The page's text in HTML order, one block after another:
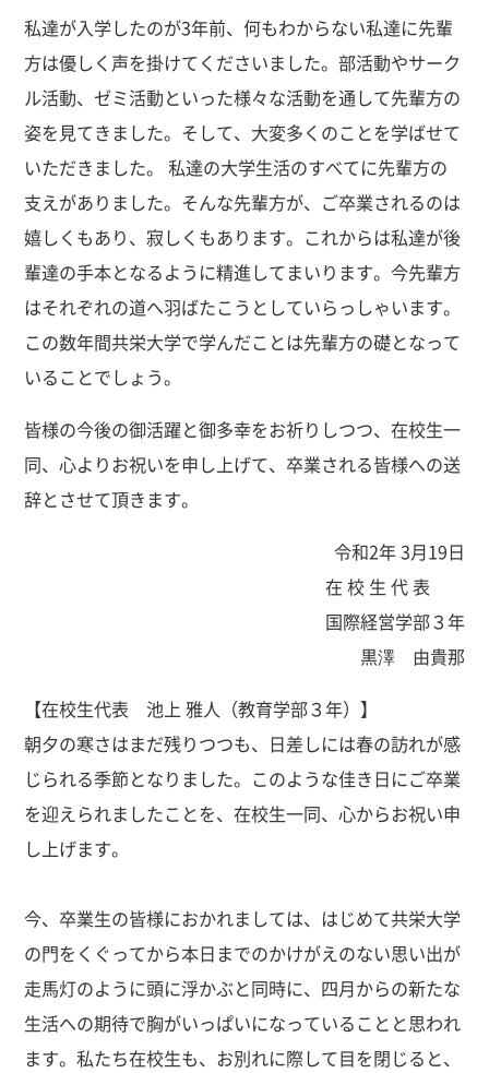
私達が入学したのが3年前、何もわからない私達に先輩
方は優しく声を掛けてくださいました。部活動やサーク
ル活動、ゼミ活動といった様々な活動を通して先輩方の
姿を見てきました。そして、大変多くのことを学ばせて
いただきました。 私達の大学生活のすべてに先輩方の
支えがありました。そんな先輩方が、ご卒業されるのは
嬉しくもあり、寂しくもあります。これからは私達が後
輩達の手本となるように精進してまいります。今先輩方
はそれぞれの道へ羽ばたこうとしていらっしゃいます。
この数年間共栄大学で学んだことは先輩方の礎となって
いることでしょう。
皆様の今後の御活躍と御多幸をお祈りしつつ、在校生一
同、心よりお祝いを申し上げて、卒業される皆様への送
辞とさせて頂きます。
令和2年 3月19日
在 校 生 代 表
国際経営学部３年
黒澤 由貴那
【在校生代表 池上 雅人（教育学部３年）】
朝夕の寒さはまだ残りつつも、日差しには春の訪れが感
じられる季節となりました。このような佳き日にご卒業
を迎えられましたことを、在校生一同、心からお祝い申
し上げます。
今、卒業生の皆様におかれましては、はじめて共栄大学
の門をくぐってから本日までのかけがえのない思い出が
走馬灯のように頭に浮かぶと同時に、四月からの新たな
生活への期待で胸がいっぱいになっていることと思われ
ます。私たち在校生も、お別れに際して目を閉じると、